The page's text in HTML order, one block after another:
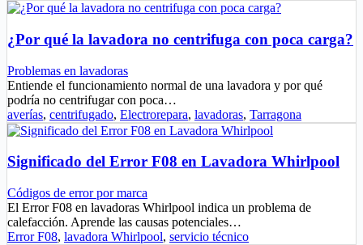
¿Por qué la lavadora no centrifuga con poca carga?
Problemas en lavadoras
Entiende el funcionamiento normal de una lavadora y por qué
podría no centrifugar con poca…
averías, centrifugado, Electrorepara, lavadoras, Tarragona
Significado del Error F08 en Lavadora Whirlpool
Códigos de error por marca
El Error F08 en lavadoras Whirlpool indica un problema de
calefacción. Aprende las causas potenciales…
Error F08, lavadora Whirlpool, servicio técnico